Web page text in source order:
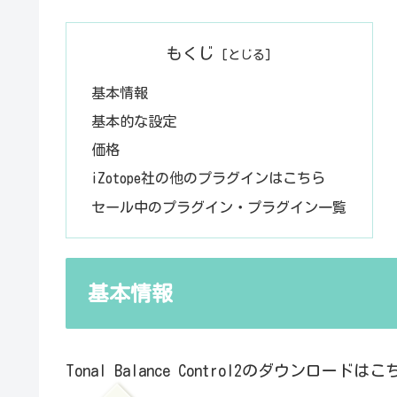
もくじ
基本情報
基本的な設定
価格
iZotope社の他のプラグインはこちら
セール中のプラグイン・プラグイン一覧
基本情報
Tonal Balance Control2のダウンロードはこ